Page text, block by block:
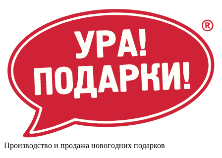
Производство и продажа новогодних подарков